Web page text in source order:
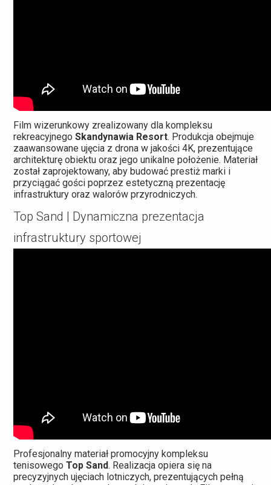
Film wizerunkowy zrealizowany dla kompleksu
rekreacyjnego Skandynawia Resort. Produkcja obejmuje
zaawansowane ujęcia z drona w jakości 4K, prezentujące
architekturę obiektu oraz jego unikalne położenie. Materiał
został zaprojektowany, aby budować prestiż marki i
przyciągać gości poprzez estetyczną prezentację
infrastruktury oraz walorów przyrodniczych.
Top Sand | Dynamiczna prezentacja
infrastruktury sportowej
Profesjonalny materiał promocyjny kompleksu
tenisowego Top Sand. Realizacja opiera się na
precyzyjnych ujęciach lotniczych, prezentujących pełną